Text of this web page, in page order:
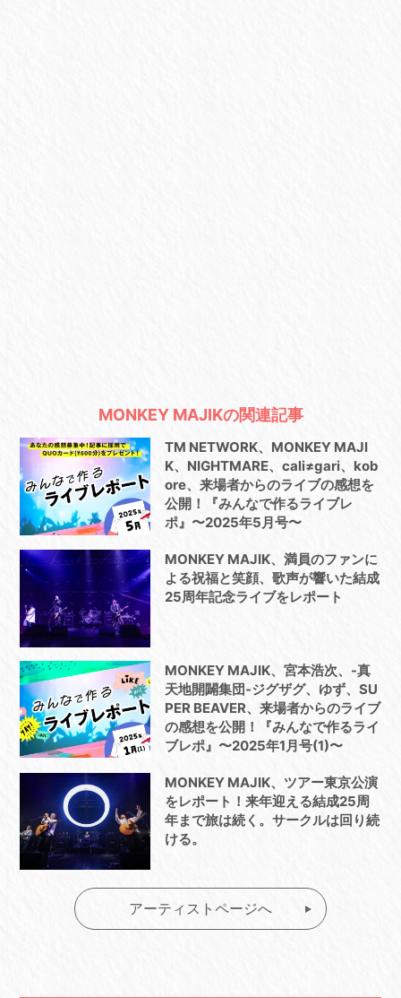
MONKEY MAJIKの関連記事
TM NETWORK、MONKEY MAJI
K、NIGHTMARE、cali≠gari、kob
ore、来場者からのライブの感想を
公開！『みんなで作るライブレ
ポ』〜2025年5月号〜
MONKEY MAJIK、満員のファンに
よる祝福と笑顔、歌声が響いた結成
25周年記念ライブをレポート
MONKEY MAJIK、宮本浩次、-真
天地開闢集団-ジグザグ、ゆず、SU
PER BEAVER、来場者からのライブ
の感想を公開！『みんなで作るライ
ブレポ』〜2025年1月号(1)〜
MONKEY MAJIK、ツアー東京公演
をレポート！来年迎える結成25周
年まで旅は続く。サークルは回り続
ける。
アーティストページへ